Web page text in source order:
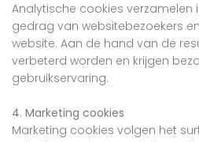
Analytische cookies verzamelen
gedrag van websitebezoekers
website. Aan de hand van de
verbeterd worden en krijgen
gebruikservaring.
4. Marketing cookies
Marketing cookies volgen het